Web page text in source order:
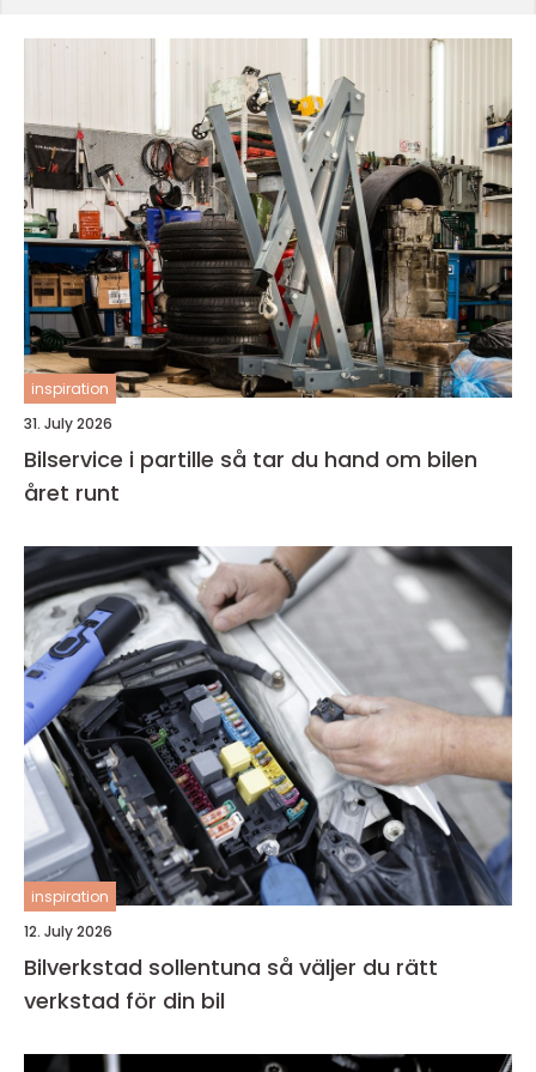
inspiration
31. July 2026
Bilservice i partille så tar du hand om bilen
året runt
inspiration
12. July 2026
Bilverkstad sollentuna så väljer du rätt
verkstad för din bil